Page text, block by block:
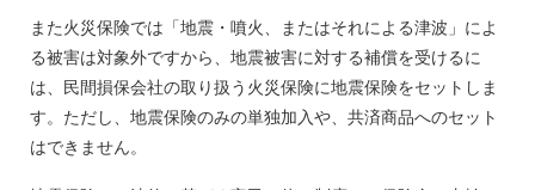
また火災保険では「地震・噴火、またはそれによる津波」によ
る被害は対象外ですから、地震被害に対する補償を受けるに
は、民間損保会社の取り扱う火災保険に地震保険をセットしま
す。ただし、地震保険のみの単独加入や、共済商品へのセット
はできません。